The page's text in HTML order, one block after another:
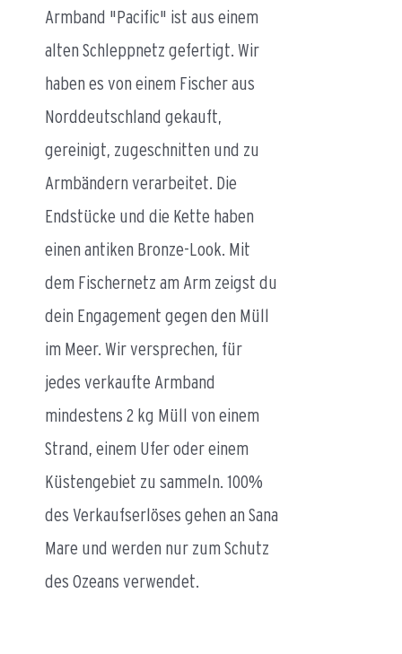
Armband "Pacific" ist aus einem
alten Schleppnetz gefertigt. Wir
haben es von einem Fischer aus
Norddeutschland gekauft,
gereinigt, zugeschnitten und zu
Armbändern verarbeitet. Die
Endstücke und die Kette haben
einen antiken Bronze-Look. Mit
dem Fischernetz am Arm zeigst du
dein Engagement gegen den Müll
im Meer. Wir versprechen, für
jedes verkaufte Armband
mindestens 2 kg Müll von einem
Strand, einem Ufer oder einem
Küstengebiet zu sammeln. 100%
des Verkaufserlöses gehen an Sana
Mare und werden nur zum Schutz
des Ozeans verwendet.